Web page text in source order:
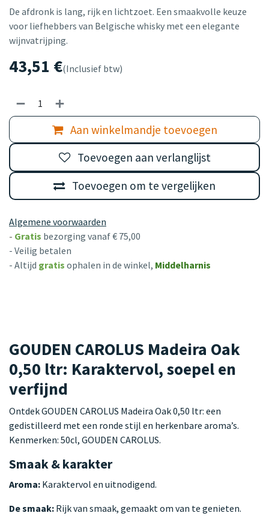
De afdronk is lang, rijk en lichtzoet. Een smaakvolle keuze
voor liefhebbers van Belgische whisky met een elegante
wijnvatrijping.
43,51 €(Inclusief btw)
Aan winkelmandje toevoegen
Toevoegen om te vergelijken
Toevoegen aan verlanglijst
Algemene voorwaarden
- Gratis bezorging vanaf € 75,00
- Veilig betalen
- Altijd gratis ophalen in de winkel, Middelharnis
GOUDEN CAROLUS Madeira Oak
0,50 ltr: Karaktervol, soepel en
verfijnd
Ontdek GOUDEN CAROLUS Madeira Oak 0,50 ltr: een
gedistilleerd met een ronde stijl en herkenbare aroma’s.
Kenmerken: 50cl, GOUDEN CAROLUS.
Smaak & karakter
Aroma: Karaktervol en uitnodigend.
De smaak: Rijk van smaak, gemaakt om van te genieten.